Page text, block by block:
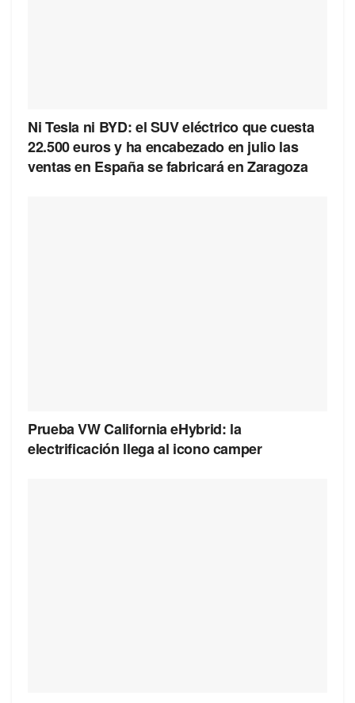
Ni Tesla ni BYD: el SUV eléctrico que cuesta
22.500 euros y ha encabezado en julio las
ventas en España se fabricará en Zaragoza
Prueba VW California eHybrid: la
electrificación llega al icono camper